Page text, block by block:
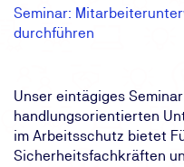
Seminar:
durchführen
Unser eintägiges
handlungsorientierten
im Arbeitsschutz bietet
Sicherheitsfachkräften